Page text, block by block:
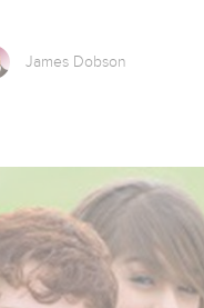
James Dobson